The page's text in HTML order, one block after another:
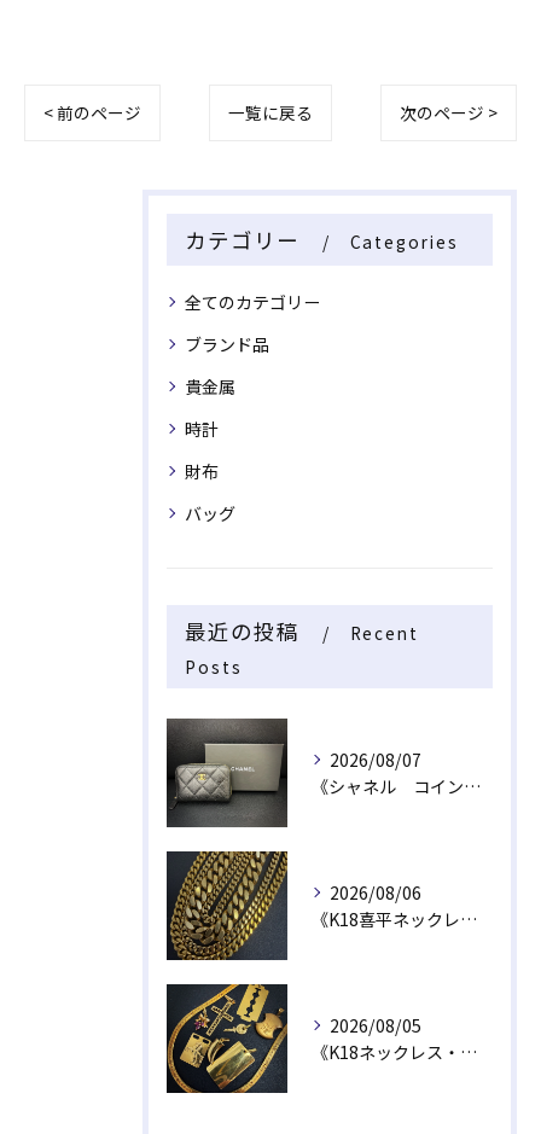
< 前のページ 一覧に戻る 次のページ >
カテゴリー Categories
全てのカテゴリー
ブランド品
貴金属
時計
財布
バッグ
最近の投稿
Recent
Posts
2026/08/07
《シャネル コインケース》
2026/08/06
《K18喜平ネックレス・ブレスレット》
2026/08/05
《K18ネックレス・トップ》